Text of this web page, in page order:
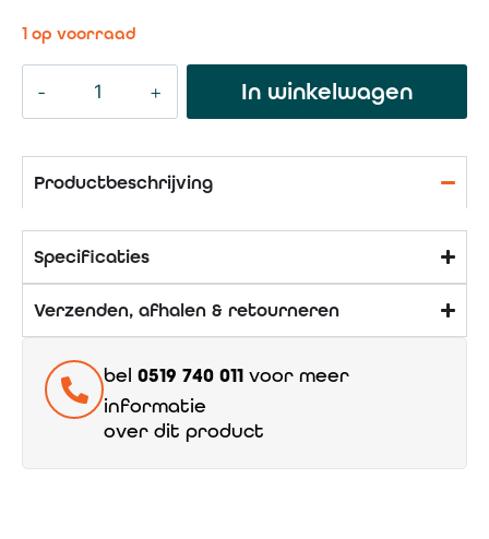
1 op voorraad
In winkelwagen
Productbeschrijving
Specificaties
Verzenden, afhalen & retourneren
bel 0519 740 011 voor meer
informatie
over dit product